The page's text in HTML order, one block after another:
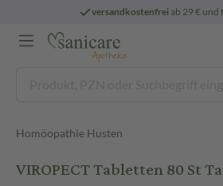
versandkostenfreiab 29 € und
Homöopathie Husten
VIROPECT Tabletten 80 St